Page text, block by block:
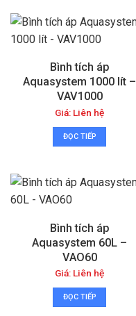
Bình tích áp
Aquasystem 1000 lít –
VAV1000
Giá: Liên hệ
ĐỌC TIẾP
Bình tích áp
Aquasystem 60L –
VAO60
Giá: Liên hệ
ĐỌC TIẾP